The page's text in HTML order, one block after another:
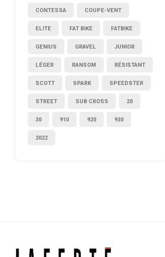
CONTESSA COUPE-VENT
ELITE FAT BIKE FATBIKE
GENIUS GRAVEL JUNIOR
LÉGER RANSOM RÉSISTANT
SCOTT SPARK SPEEDSTER
STREET SUB CROSS 20
30 910 920 930
2022